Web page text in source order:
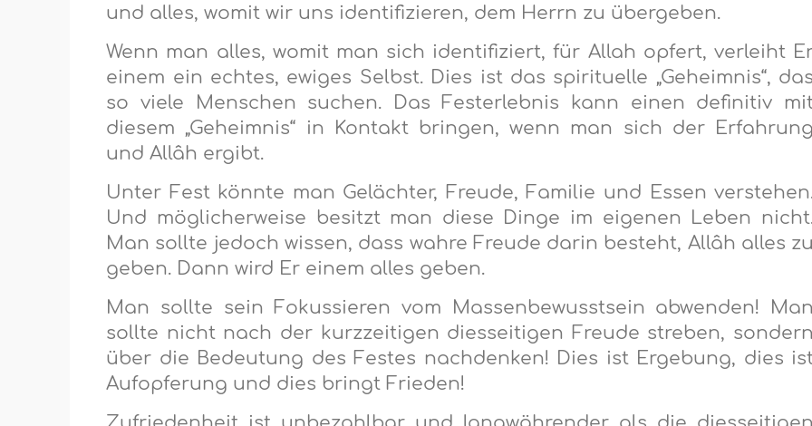
und alles, womit wir uns identifizieren, dem Herrn zu übergeben.
Wenn man alles, womit man sich identifiziert, für Allah opfert, verleiht
einem ein echtes, ewiges Selbst. Dies ist das spirituelle „Geheimnis“, das
so viele Menschen suchen. Das Festerlebnis kann einen definitiv
diesem „Geheimnis“ in Kontakt bringen, wenn man sich der Erfahrung
und Allâh ergibt.
Unter Fest könnte man Gelächter, Freude, Familie und Essen
Und möglicherweise besitzt man diese Dinge im eigenen Leben
Man sollte jedoch wissen, dass wahre Freude darin besteht, Allâh alles zu
geben. Dann wird Er einem alles geben.
Man sollte sein Fokussieren vom Massenbewusstsein abwenden! Man
sollte nicht nach der kurzzeitigen diesseitigen Freude streben, sondern
über die Bedeutung des Festes nachdenken! Dies ist Ergebung, dies
Aufopferung und dies bringt Frieden!